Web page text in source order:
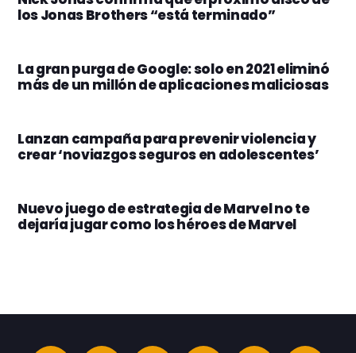
los Jonas Brothers “está terminado”
La gran purga de Google: solo en 2021 eliminó
más de un millón de aplicaciones maliciosas
Lanzan campaña para prevenir violencia y
crear ‘noviazgos seguros en adolescentes’
Nuevo juego de estrategia de Marvel no te
dejaría jugar como los héroes de Marvel